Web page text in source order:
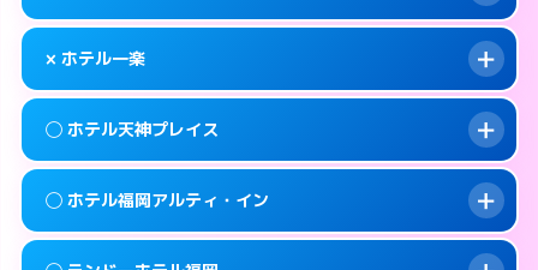
info このホテルの詳細ページを見る →
smartphone 092-718-3030
map 福岡市中央区天神3-8-10
info このホテルの詳細ページを見る →
案内方法:
smartphone 092-534-1140
map 福岡市中央区清川1-12-17
info このホテルの詳細ページを見る →
案内方法:
女性が直接お部屋まで伺います。
smartphone 092-717-2250
map 福岡市中央区大名2-11-23
info このホテルの詳細ページを見る →
× ホテル一楽
案内方法:
派遣できません。
smartphone 092-531-0561
◯ ホテル天神プレイス
案内方法: 女性が直接お部屋まで伺います。
◯ ホテル福岡アルティ・イン